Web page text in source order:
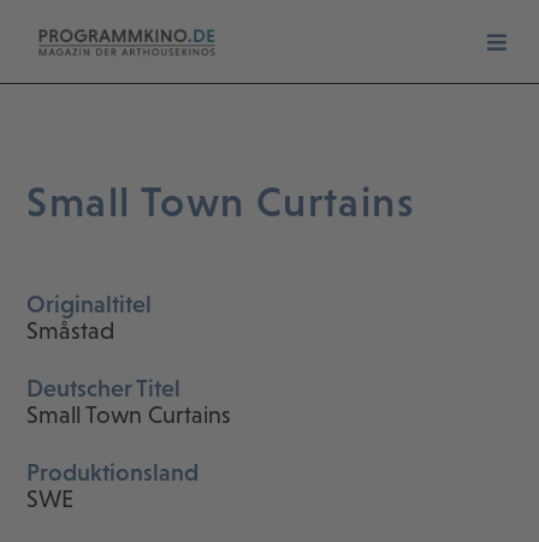
Small Town Curtains
Originaltitel
Småstad
Deutscher Titel
Small Town Curtains
Produktionsland
SWE